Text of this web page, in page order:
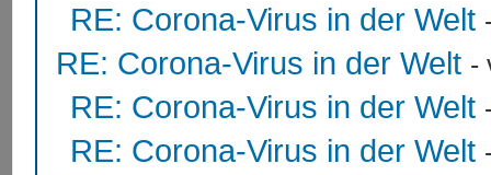
RE: Corona-Virus in der Welt
RE: Corona-Virus in der Welt -
RE: Corona-Virus in der Welt
RE: Corona-Virus in der Welt